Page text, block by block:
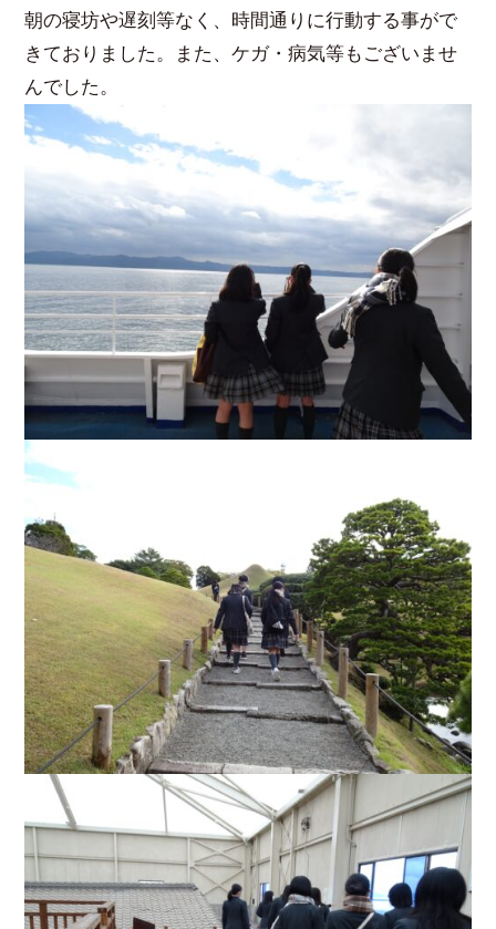
朝の寝坊や遅刻等なく、時間通りに行動する事がで
きておりました。また、ケガ・病気等もございませ
んでした。